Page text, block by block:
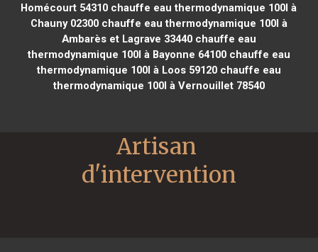
Homécourt 54310 chauffe eau thermodynamique 100l à
Chauny 02300chauffe eau thermodynamique 100l à
Ambarès et Lagrave 33440chauffe eau
thermodynamique 100l à Bayonne 64100chauffe eau
thermodynamique 100l à Loos 59120chauffe eau
thermodynamique 100l à Vernouillet 78540
Artisan
d'intervention